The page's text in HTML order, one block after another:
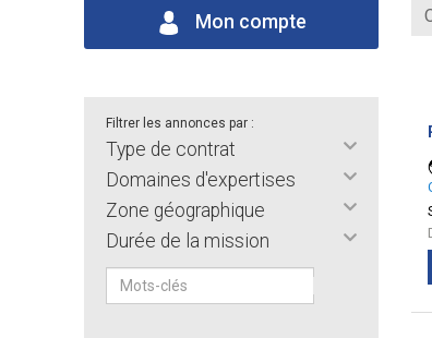
Mon compte
Filtrer les annonces par :
Type de contrat
Domaines d'expertises
Zone géographique
Durée de la mission